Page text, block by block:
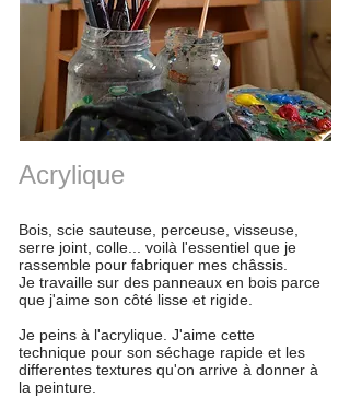
Acrylique
Bois, scie sauteuse, perceuse, visseuse,
serre joint, colle... voilà l'essentiel que je
rassemble pour fabriquer mes châssis.
Je travaille sur des panneaux en bois parce
que j'aime son côté lisse et rigide.
Je peins à l'acrylique. J'aime cette
technique pour son séchage rapide et les
differentes textures qu'on arrive à donner à
la peinture.